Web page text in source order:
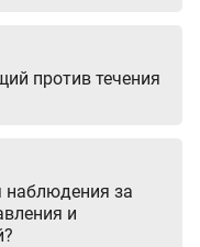
против течения
наблюдения за
и